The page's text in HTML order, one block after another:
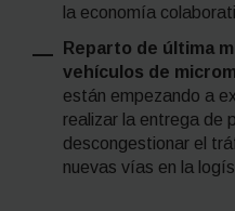
la economía
Reparto de última
vehículos de
están empezando a
realizar la entrega de
descongestionar el
nuevas vías en la